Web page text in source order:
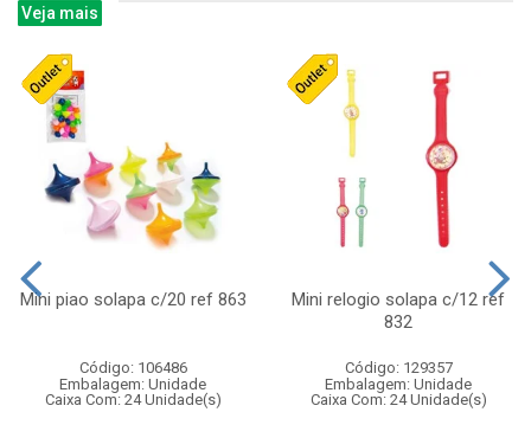
Veja mais
Mini piao solapa c/20 ref 863
Código: 106486
Embalagem: Unidade
Caixa Com: 24 Unidade(s)
Mini relogio solapa c/12 ref
832
Código: 129357
Embalagem: Unidade
Caixa Com: 24 Unidade(s)